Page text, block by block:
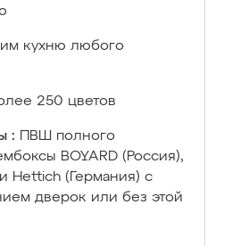
кухню любого
250 цветов
:
ПВШ полного
BOYARD (Россия),
Hettich (Германия) с
дверок или без этой